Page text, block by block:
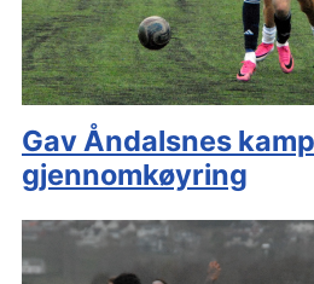
Gav Åndalsnes
gjennomkøyring